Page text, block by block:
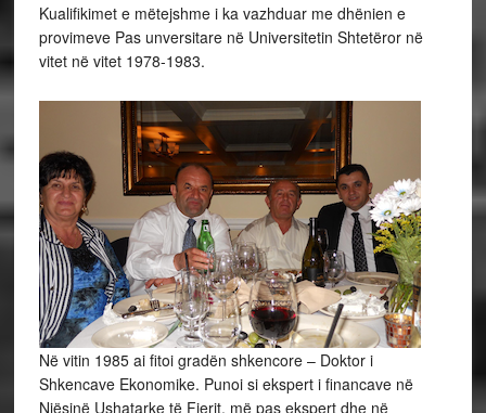
Kualifikimet e mëtejshme i ka vazhduar me dhënien e
provimeve Pas unversitare në Universitetin Shtetëror në
vitet në vitet 1978-1983.
Në vitin 1985 ai fitoi gradën shkencore – Doktor i
Shkencave Ekonomike. Punoi si ekspert i financave në
Njësinë Ushatarke të Fierit, më pas ekspert dhe në